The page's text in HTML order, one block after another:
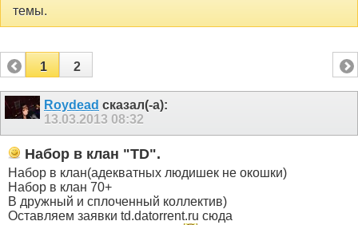
темы.
1 2
Roydead сказал(-а):
13.03.2013 08:32
Набор в клан "TD".
Набор в клан(адекватных людишек не окошки)
Набор в клан 70+
В дружный и сплоченный коллектив)
Оставляем заявки td.datorrent.ru сюда